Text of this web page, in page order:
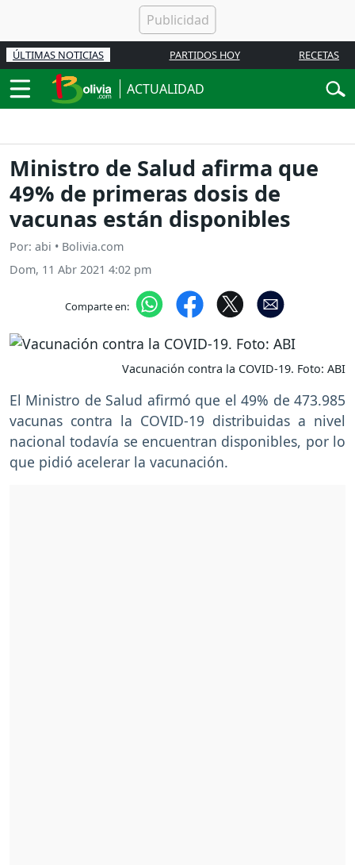
ÚLTIMAS NOTICIAS PARTIDOS HOY RECETAS
ACTUALIDAD
Ministro de Salud afirma que
49% de primeras dosis de
vacunas están disponibles
Por: abi • Bolivia.com
Dom, 11 Abr 2021 4:02 pm
Comparte en:
Vacunación contra la COVID-19. Foto: ABI
El Ministro de Salud afirmó que el 49% de 473.985
vacunas contra la COVID-19 distribuidas a nivel
nacional todavía se encuentran disponibles, por lo
que pidió acelerar la vacunación.